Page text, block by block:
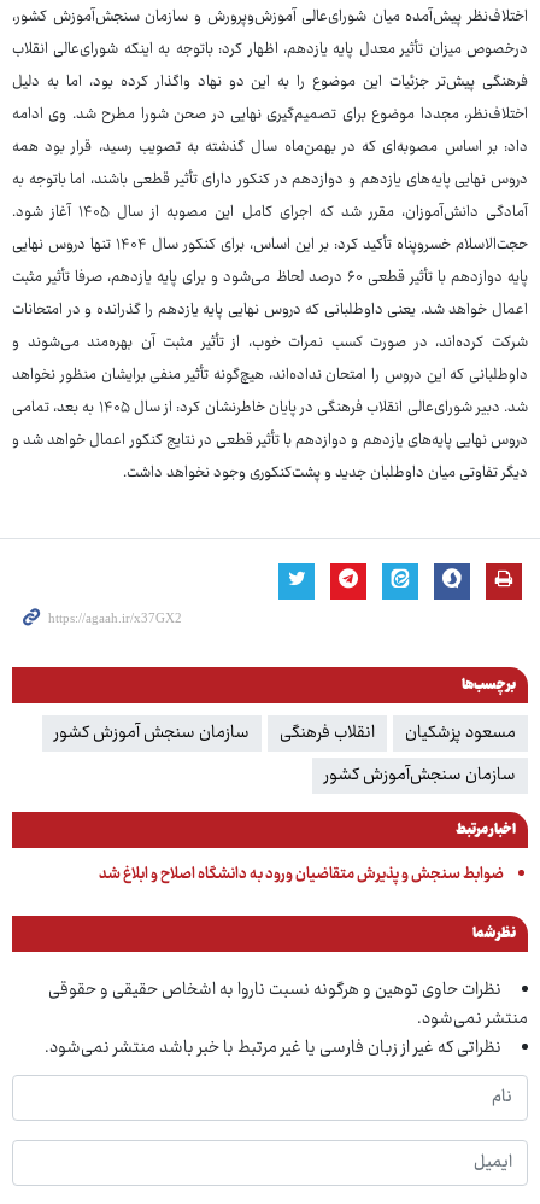
اختلاف‌نظر پیش‌آمده میان شورای‌عالی آموزش‌وپرورش و سازمان سنجش‌آموزش کشور،
درخصوص میزان تأثیر معدل پایه یازدهم، اظهار کرد: باتوجه به اینکه شورای‌عالی انقلاب
فرهنگی پیش‌تر جزئیات این موضوع را به این دو نهاد واگذار کرده بود، اما به دلیل
اختلاف‌نظر، مجددا موضوع برای تصمیم‌گیری نهایی در صحن شورا مطرح شد. وی ادامه
داد: بر اساس مصوبه‌ای که در بهمن‌ماه سال گذشته به تصویب رسید، قرار بود همه
دروس نهایی پایه‌های یازدهم و دوازدهم در کنکور دارای تأثیر قطعی باشند، اما باتوجه به
آمادگی دانش‌آموزان، مقرر شد که اجرای کامل این مصوبه از سال ۱۴۰۵ آغاز شود.
حجت‌الاسلام خسروپناه تأکید کرد: بر این اساس، برای کنکور سال ۱۴۰۴ تنها دروس نهایی
پایه دوازدهم با تأثیر قطعی ۶۰ درصد لحاظ می‌شود و برای پایه یازدهم، صرفا تأثیر مثبت
اعمال خواهد شد. یعنی داوطلبانی که دروس نهایی پایه یازدهم را گذرانده و در امتحانات
شرکت کرده‌اند، در صورت کسب نمرات خوب، از تأثیر مثبت آن بهره‌مند می‌شوند و
داوطلبانی که این دروس را امتحان نداده‌اند، هیچ‌گونه تأثیر منفی برایشان منظور نخواهد
شد. دبیر شورای‌عالی انقلاب فرهنگی در پایان خاطرنشان کرد: از سال ۱۴۰۵ به بعد، تمامی
دروس نهایی پایه‌های یازدهم و دوازدهم با تأثیر قطعی در نتایج کنکور اعمال خواهد شد و
دیگر تفاوتی میان داوطلبان جدید و پشت‌کنکوری وجود نخواهد داشت.
برچسب‌ها
مسعود پزشکیان انقلاب فرهنگی
سازمان سنجش آموزش کشور
سازمان سنجش‌آموزش کشور
اخبار مرتبط
ضوابط سنجش و پذیرش متقاضیان ورود به دانشگاه اصلاح و ابلاغ شد
نظر شما
نظرات حاوی توهین و هرگونه نسبت ناروا به اشخاص حقیقی و حقوقی
منتشر نمی‌شود.
نظراتی که غیر از زبان فارسی یا غیر مرتبط با خبر باشد منتشر نمی‌شود.